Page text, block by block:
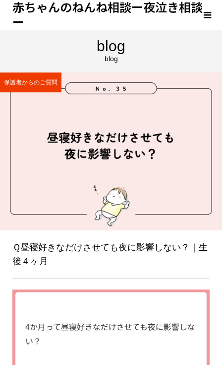
赤ちゃんのねんね相談ー夜泣き相談
ー
blog
blog
保護者からのご質問
Ｑ昼寝好きなだけさせても夜に影響しない？｜生
後４ヶ月